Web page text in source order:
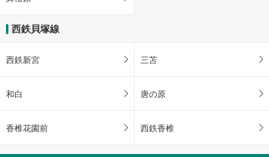
西鉄貝塚線
西鉄新宮 三苫
和白 唐の原
香椎花園前 西鉄香椎